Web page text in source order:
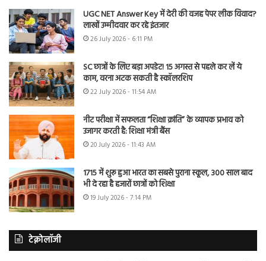
UGC NET Answer Key में देरी की वजह पेपर लीक विवाद?
लाखों उम्मीदवार कर रहे इंतजार
26 July 2026 - 6:11 PM
SC छात्रों के लिए बड़ा अपडेट! 15 अगस्त से पहले कर लें ये
काम, वरना अटक सकती है स्कॉलरशिप
22 July 2026 - 11:54 AM
नीट परीक्षा में सफलता “शिक्षा क्रांति” के व्यापक प्रभाव को
उजागर करती है: शिक्षा मंत्री बैंस
20 July 2026 - 11:43 AM
1715 में शुरू हुआ भारत का सबसे पुराना स्कूल, 300 साल बाद
भी दे रहा है हजारों छात्रों को शिक्षा
19 July 2026 - 7:14 PM
टेक्नोलॉजी